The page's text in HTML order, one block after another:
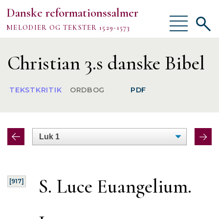
Danske reformationssalmer
MELODIER OG TEKSTER 1529-1573
Vis/skjul
menu
Om
TEKSTER
MELODIER
Vis/
Christian 3.s danske Bibel
TEKSTKRITIK ORDBOG PDF
[917]
S. Luce Euangelium.